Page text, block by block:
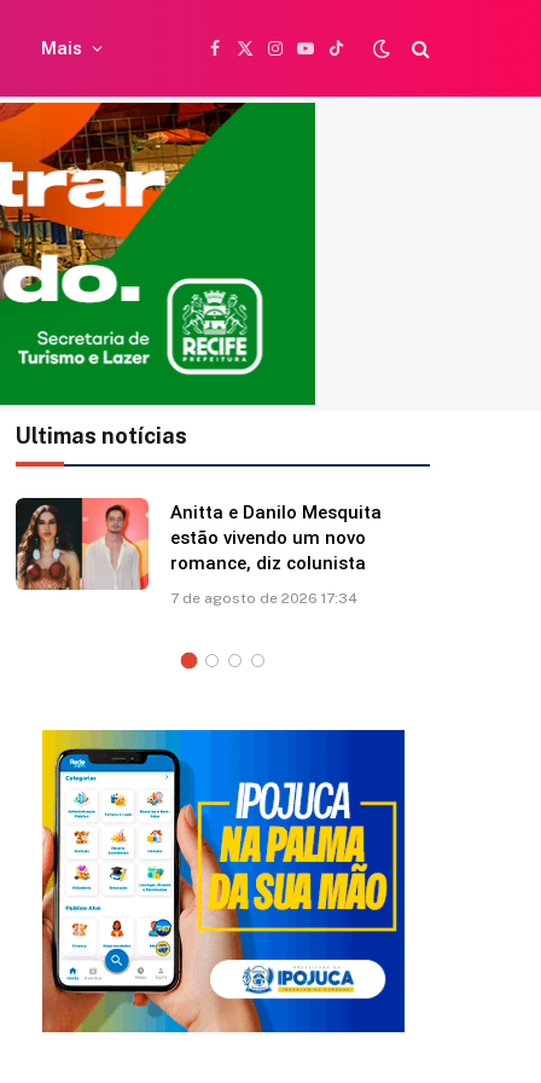
Mais
Facebook
X
Instagram
YouTubeTikTok
Ultimas notícias
Caetano Veloso completa 84
anos e ganha homenagem da
esposa: “Papito! Te amo”
7 de agosto de 2026 12:41